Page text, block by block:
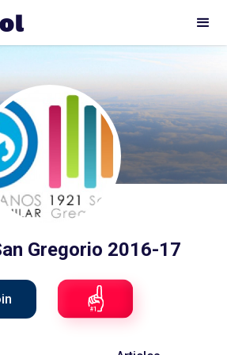
Gregorio 2016-17